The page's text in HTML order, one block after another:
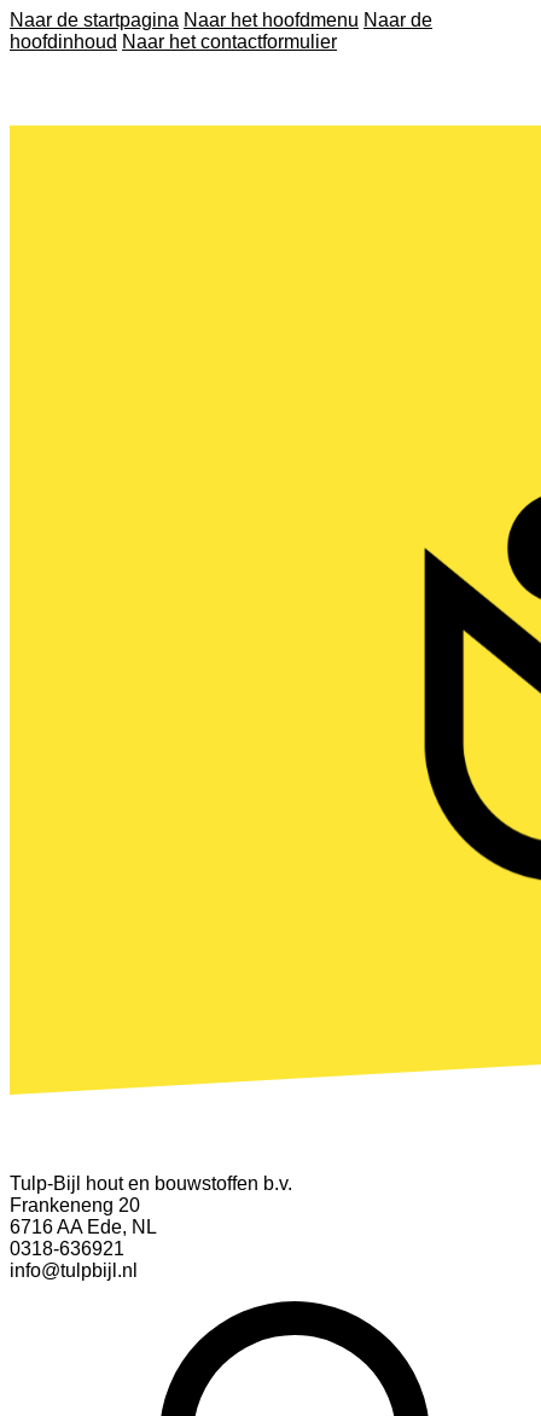
Naar de startpagina Naar het hoofdmenu Naar de
hoofdinhoud Naar het contactformulier
Tulp-Bijl hout en bouwstoffen b.v.
Frankeneng 20
6716 AA Ede, NL
0318-636921
info@tulpbijl.nl